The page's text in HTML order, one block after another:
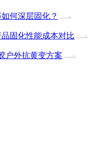
何深层固化？
固化性能成本对比
户外抗黄变方案